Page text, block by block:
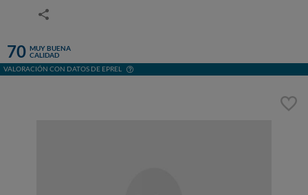
70 MUY BUENA
CALIDAD
VALORACIÓN CON DATOS DE EPREL